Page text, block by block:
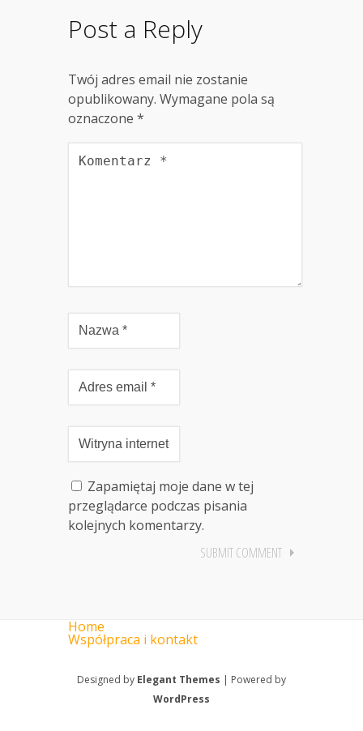
Post a Reply
Twój adres email nie zostanie
opublikowany. Wymagane pola są
oznaczone *
Zapamiętaj moje dane w tej
przeglądarce podczas pisania
kolejnych komentarzy.
Home
Współpraca i kontakt
Designed by Elegant Themes | Powered by
WordPress